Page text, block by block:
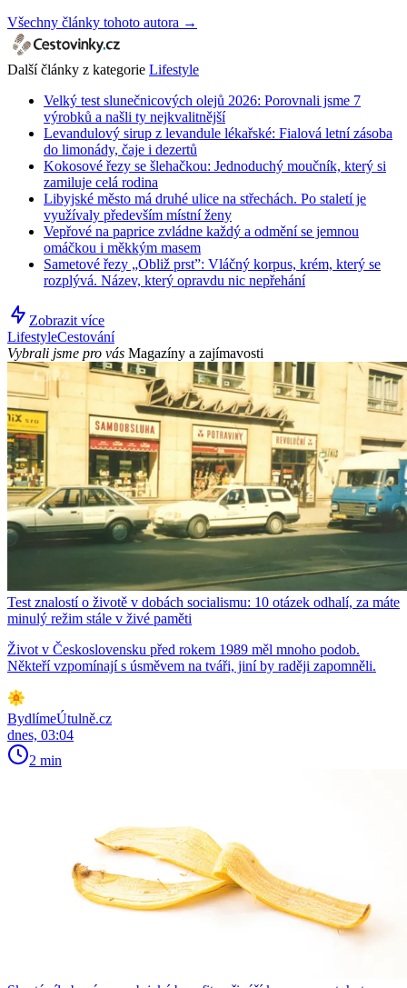
Všechny články tohoto autora →
Další články z kategorie Lifestyle
Velký test slunečnicových olejů 2026: Porovnali jsme 7
výrobků a našli ty nejkvalitnější
Levandulový sirup z levandule lékařské: Fialová letní zásoba
do limonády, čaje i dezertů
Kokosové řezy se šlehačkou: Jednoduchý moučník, který si
zamiluje celá rodina
Libyjské město má druhé ulice na střechách. Po staletí je
využívaly především místní ženy
Vepřové na paprice zvládne každý a odmění se jemnou
omáčkou i měkkým masem
Sametové řezy „Obliž prst”: Vláčný korpus, krém, který se
rozplývá. Název, který opravdu nic nepřehání
Zobrazit více
LifestyleCestování
Vybrali jsme pro vás Magazíny a zajímavosti
Test znalostí o životě v dobách socialismu: 10 otázek odhalí, za máte
minulý režim stále v živé paměti
Život v Československu před rokem 1989 měl mnoho podob.
Někteří vzpomínají s úsměvem na tváři, jiní by raději zapomněli.
BydlímeÚtulně.cz
dnes, 03:04
2 min